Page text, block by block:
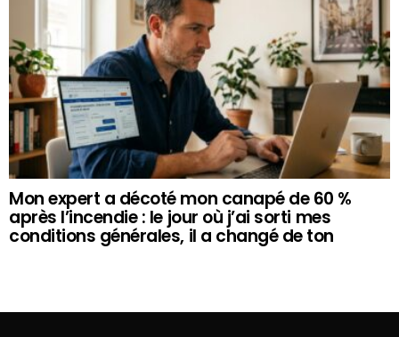
Mon expert a décoté mon canapé de 60 %
après l’incendie : le jour où j’ai sorti mes
conditions générales, il a changé de ton